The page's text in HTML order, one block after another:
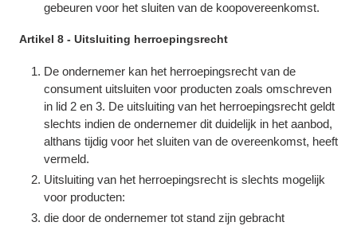
gebeuren voor het sluiten van de koopovereenkomst.
Artikel 8 - Uitsluiting herroepingsrecht
De ondernemer kan het herroepingsrecht van de
consument uitsluiten voor producten zoals omschreven
in lid 2 en 3. De uitsluiting van het herroepingsrecht geldt
slechts indien de ondernemer dit duidelijk in het aanbod,
althans tijdig voor het sluiten van de overeenkomst, heeft
vermeld.
Uitsluiting van het herroepingsrecht is slechts mogelijk
voor producten:
die door de ondernemer tot stand zijn gebracht